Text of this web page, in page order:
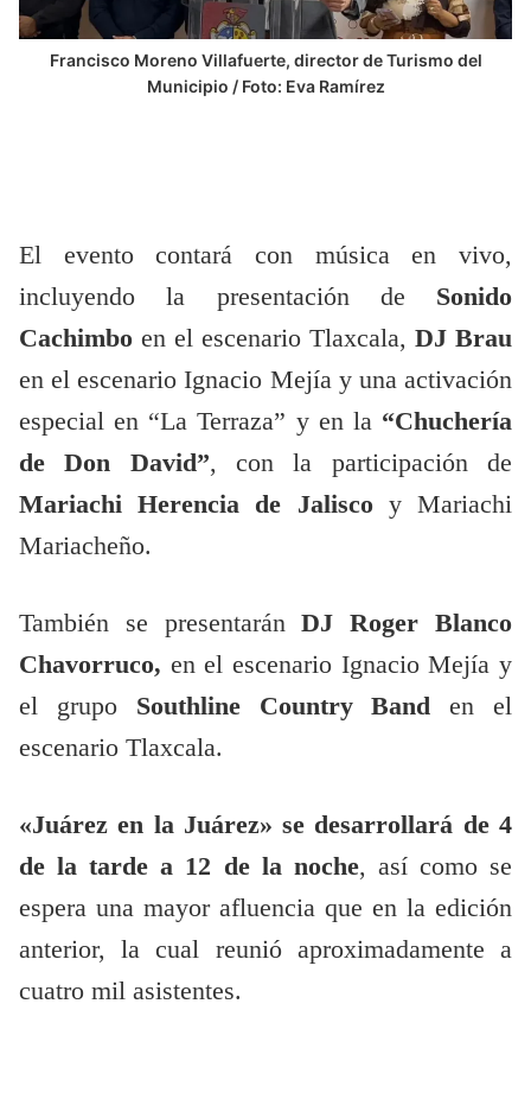
Francisco Moreno Villafuerte, director de Turismo del
Municipio / Foto: Eva Ramírez
El evento contará con música en vivo,
incluyendo la presentación de Sonido
Cachimbo en el escenario Tlaxcala, DJ Brau
en el escenario Ignacio Mejía y una activación
especial en “La Terraza” y en la “Chuchería
de Don David”, con la participación de
Mariachi Herencia de Jalisco y Mariachi
Mariacheño.
También se presentaránDJ Roger Blanco
Chavorruco, en el escenario Ignacio Mejía y
el grupo Southline Country Band en el
escenario Tlaxcala.
«Juárez en la Juárez» se desarrollará de 4
de la tarde a 12 de la noche, así como se
espera una mayor afluencia que en la edición
anterior, la cual reunió aproximadamente a
cuatro mil asistentes.